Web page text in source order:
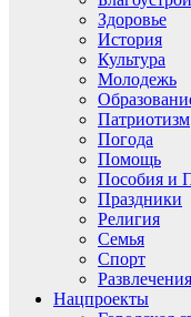
Здоровье
История
Культура
Молодежь
Патриотизм
Погода
Помощь
Пособия и
Праздники
Религия
Семья
Спорт
Развлечения
Нацпроекты